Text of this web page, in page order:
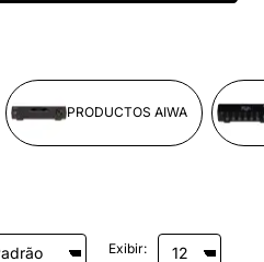
PRODUCTOS AIWA
Exibir: